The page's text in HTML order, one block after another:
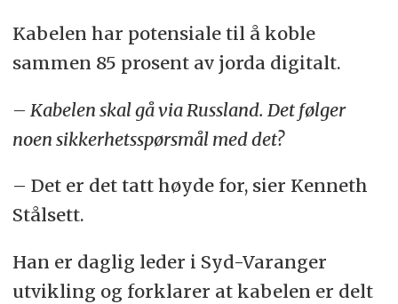
Kabelen har potensiale til å koble
sammen 85 prosent av jorda digitalt.
– Kabelen skal gå via Russland. Det følger
noen sikkerhetsspørsmål med det?
– Det er det tatt høyde for, sier Kenneth
Stålsett.
Han er daglig leder i Syd-Varanger
utvikling og forklarer at kabelen er delt